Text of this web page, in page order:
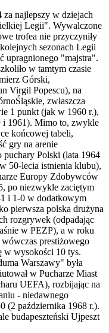
za najlepszy w dziejach
Legii". Wywalczone
trofea nie przyczyniły
sezonach Legii
upragnionego "majstra".
w tamtym czasie
Górski,
Virgil Popescu), na
zwłaszcza
1 punkt (jak w 1960 r.),
i 1961). Mimo to, zwykle
końcowej tabeli,
gry na arenie
Polski (lata 1964
50-lecia istnienia klubu),
Europy Zdobywców
po niezwykle zaciętym
1 i 1-0 w dodatkowym
pierwsza polska drużyna
rozgrywek (odpadając
w PEZP), a w roku
prestiżowego
w wysokości 10 tys.
Warszawy" była
w Pucharze Miast
UEFA), rozbijając na
- niedawnego
(2 października 1968 r.).
budapeszteński Ujpeszt